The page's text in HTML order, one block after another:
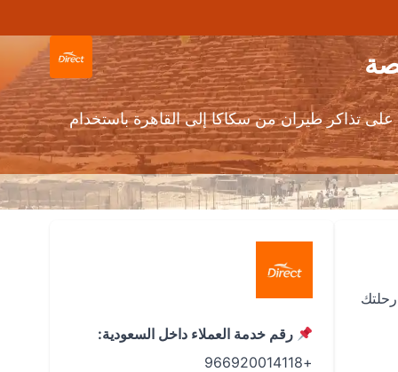
تذاكر طيران من سكاكا إلى القاهرة باستخدام
رقم خدمة العملاء داخل السعودية:
+966920014118